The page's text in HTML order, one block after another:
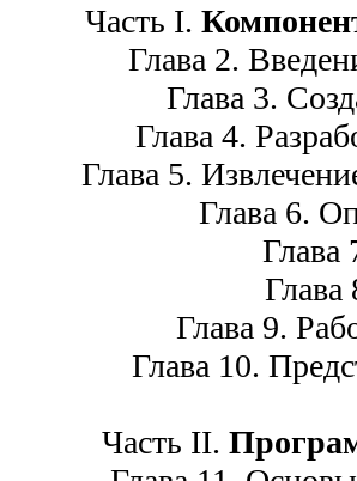
Часть I.
Глава 2.
Глава 3.
Глава 4.
Глава 5.
Глава 6.
Глава
Глава
Глава 9.
Глава 10.
Часть II.